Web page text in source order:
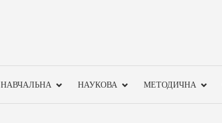
НАВЧАЛЬНА НАУКОВА МЕТОДИЧНА